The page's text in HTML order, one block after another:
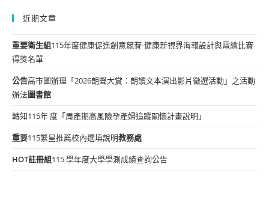
近期文章
重要衛生組115年度健康促進創意競賽-健康新視界海報設計與電繪比賽
得獎名單
公告高市圖辦理「2026朗聲大賞：朗讀文本演出影片徵選活動」之活動
辦法圖書館
轉知115年 度「周產期高風險孕產婦追蹤關懷計畫說明」
重要115繁星推薦校內選填說明教務處
HOT註冊組115 學年度大學學測成績查詢公告